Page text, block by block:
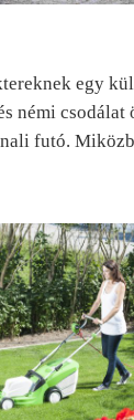
egy
némi csodálat
futó.